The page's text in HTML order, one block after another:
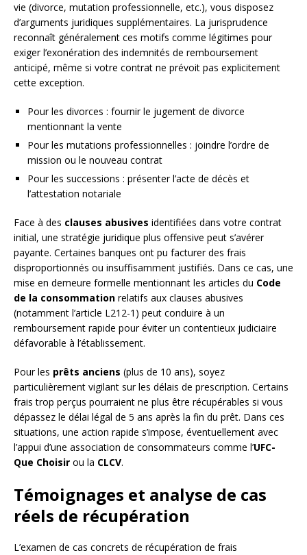
vie (divorce, mutation professionnelle, etc.), vous disposez
d’arguments juridiques supplémentaires. La jurisprudence
reconnaît généralement ces motifs comme légitimes pour
exiger l’exonération des indemnités de remboursement
anticipé, même si votre contrat ne prévoit pas explicitement
cette exception.
Pour les divorces : fournir le jugement de divorce
mentionnant la vente
Pour les mutations professionnelles : joindre l’ordre de
mission ou le nouveau contrat
Pour les successions : présenter l’acte de décès et
l’attestation notariale
Face à des clauses abusives identifiées dans votre contrat
initial, une stratégie juridique plus offensive peut s’avérer
payante. Certaines banques ont pu facturer des frais
disproportionnés ou insuffisamment justifiés. Dans ce cas, une
mise en demeure formelle mentionnant les articles du Code
de la consommation relatifs aux clauses abusives
(notamment l’article L212-1) peut conduire à un
remboursement rapide pour éviter un contentieux judiciaire
défavorable à l’établissement.
Pour les prêts anciens (plus de 10 ans), soyez
particulièrement vigilant sur les délais de prescription. Certains
frais trop perçus pourraient ne plus être récupérables si vous
dépassez le délai légal de 5 ans après la fin du prêt. Dans ces
situations, une action rapide s’impose, éventuellement avec
l’appui d’une association de consommateurs comme l’UFC-
Que Choisir ou la CLCV.
Témoignages et analyse de cas
réels de récupération
L’examen de cas concrets de récupération de frais